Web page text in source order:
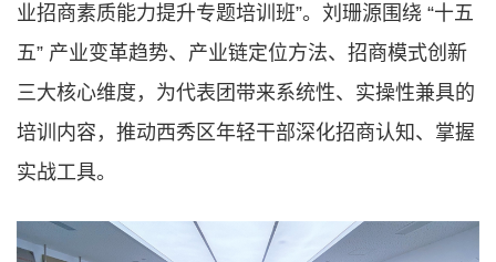
业招商素质能力提升专题培训班”。刘珊源围绕 “十五
五” 产业变革趋势、产业链定位方法、招商模式创新
三大核心维度，为代表团带来系统性、实操性兼具的
培训内容，推动西秀区年轻干部深化招商认知、掌握
实战工具。